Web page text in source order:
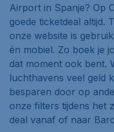
Airport in Spanje? Op
goede ticketdeal altijd.
onze website is
én mobiel. Zo boek je
dat moment ook bent.
luchthavens veel geld
besparen door op
onze filters tijdens het
deal vanaf of naar